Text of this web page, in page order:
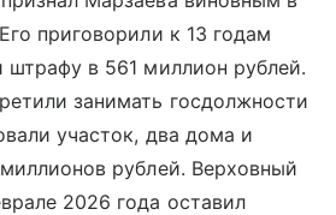
приговорили к 13 годам
в 561 миллион рублей.
занимать госдолжности
участок, два дома и
рублей. Верховный
2026 года оставил